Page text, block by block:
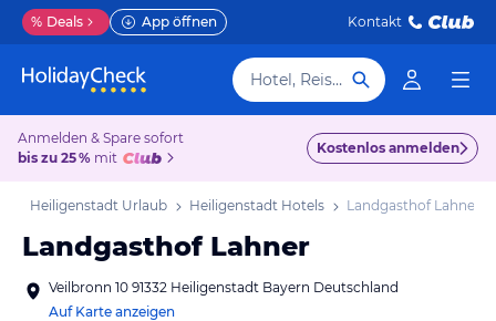
% Deals App öffnen Kontakt
Hotel, Reiseziel
Anmelden & Spare sofort
bis zu 25 % mit
Kostenlos anmelden
Heiligenstadt Urlaub Heiligenstadt Hotels Landgasthof Lahner
Landgasthof Lahner
Veilbronn 10 91332 Heiligenstadt Bayern Deutschland
Auf Karte anzeigen